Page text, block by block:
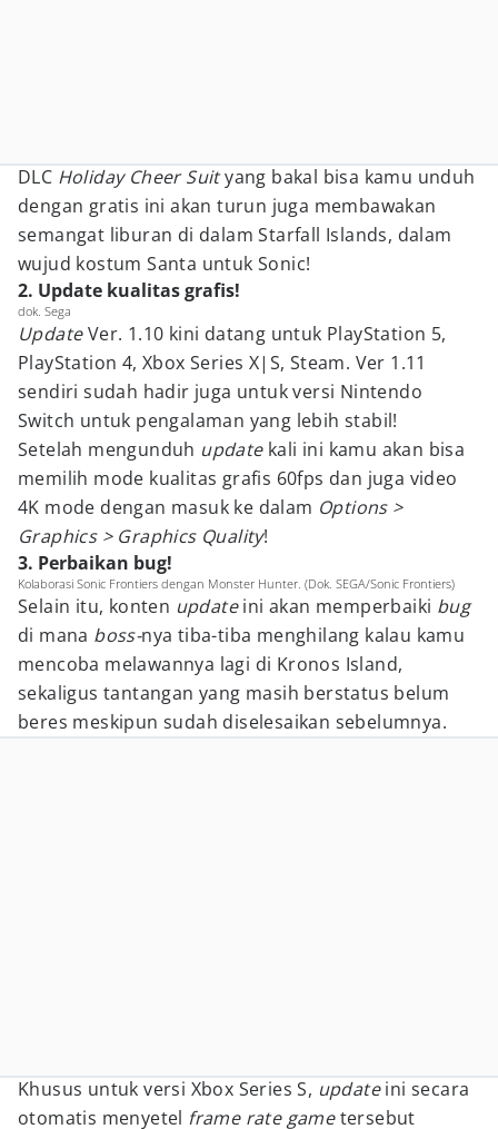
DLC Holiday Cheer Suityang bakal bisa kamu unduh
dengan gratis ini akan turun juga membawakan
semangat liburan di dalam Starfall Islands, dalam
wujud kostum Santa untuk Sonic!
2. Update kualitas grafis!
dok. Sega
UpdateVer. 1.10 kini datang untuk PlayStation 5,
PlayStation 4, Xbox Series X|S, Steam. Ver 1.11
sendiri sudah hadir juga untuk versi Nintendo
Switch untuk pengalaman yang lebih stabil!
Setelah mengunduh update kali ini kamu akan bisa
memilih mode kualitas grafis 60fps dan juga video
4K mode dengan masuk ke dalam Options >
Graphics > Graphics Quality!
3. Perbaikan bug!
Kolaborasi Sonic Frontiers dengan Monster Hunter. (Dok. SEGA/Sonic Frontiers)
Selain itu, konten updateini akan memperbaiki bug
di mana boss-nya tiba-tiba menghilang kalau kamu
mencoba melawannya lagi di Kronos Island,
sekaligus tantangan yang masih berstatus belum
beres meskipun sudah diselesaikan sebelumnya.
Khusus untuk versi Xbox Series S, updateini secara
otomatis menyetel frame rate gametersebut